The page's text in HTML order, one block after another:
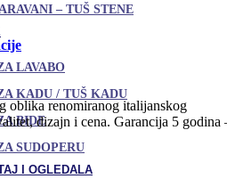
– TUŠ STENE
LAVABO
KADU / TUŠ KADU
BIDE
SUDOPERU
I OGLEDALA
oblika renomiranog italijanskog
dizajn i cena. Garancija 5 godina